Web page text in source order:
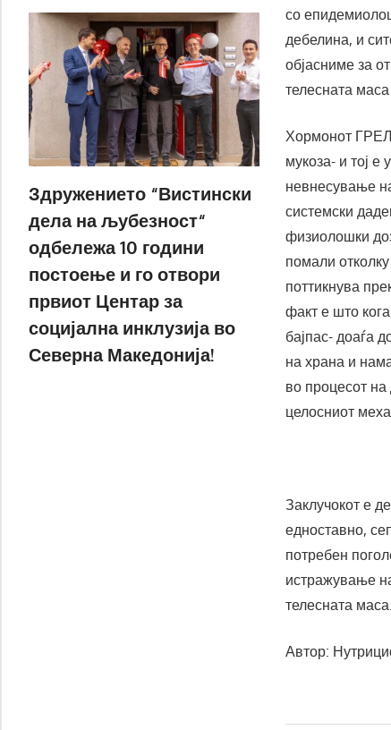
со
дебелина, и
објасниме за
телесната
Хормонот
мукоза- и тој
невнесување
системски
физиолошки
помали
поттикнува
факт е што
бајпас- доаѓа
на храна и
во процесот
целосниот
Заклучокот е
едноставно,
потребен
истражување
телесната маса.
Автор:
Здружението “Вистински
дела на љубезност“
одбележа 10 години
постоење и го отвори
првиот Центар за
социјална инклузија во
Северна Македонија!